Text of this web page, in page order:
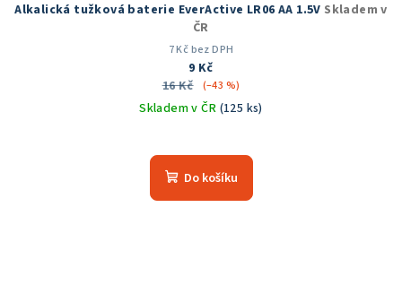
Alkalická tužková baterie EverActive LR06 AA 1.5V Skladem v
ČR
7 Kč bez DPH
9 Kč
16 Kč
(–43 %)
Skladem v ČR (125 ks)
Do košíku